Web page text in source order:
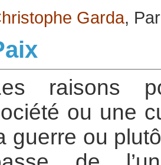
Garda,
raisons
ou une
guerre ou